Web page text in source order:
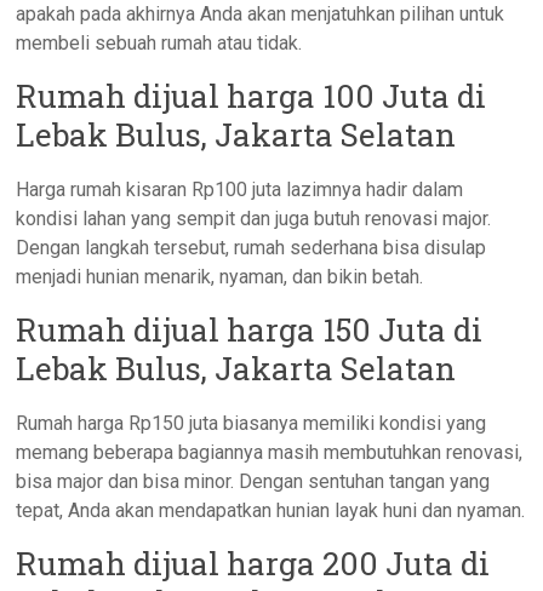
apakah pada akhirnya Anda akan menjatuhkan pilihan untuk
membeli sebuah rumah atau tidak.
Rumah dijual harga 100 Juta di
Lebak Bulus, Jakarta Selatan
Harga rumah kisaran Rp100 juta lazimnya hadir dalam
kondisi lahan yang sempit dan juga butuh renovasi major.
Dengan langkah tersebut, rumah sederhana bisa disulap
menjadi hunian menarik, nyaman, dan bikin betah.
Rumah dijual harga 150 Juta di
Lebak Bulus, Jakarta Selatan
Rumah harga Rp150 juta biasanya memiliki kondisi yang
memang beberapa bagiannya masih membutuhkan renovasi,
bisa major dan bisa minor. Dengan sentuhan tangan yang
tepat, Anda akan mendapatkan hunian layak huni dan nyaman.
Rumah dijual harga 200 Juta di